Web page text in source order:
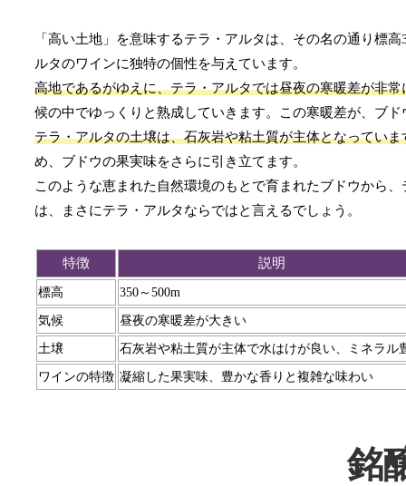
「高い土地」を意味するテラ・アルタは、その名の通り標
ルタのワインに独特の個性を与えています。
高地であるがゆえに、テラ・アルタでは昼夜の寒暖差が非
候の中でゆっくりと熟成していきます。この寒暖差が、ブ
テラ・アルタの土壌は、石灰岩や粘土質が主体となっていま
め、ブドウの果実味をさらに引き立てます。
このような恵まれた自然環境のもとで育まれたブドウから
は、まさにテラ・アルタならではと言えるでしょう。
特徴 説明
標高 350～500m
気候 昼夜の寒暖差が大きい
土壌 石灰岩や粘土質が主体で水はけが良い、ミネラル
ワインの特徴 凝縮した果実味、豊かな香りと複雑な味わい
銘